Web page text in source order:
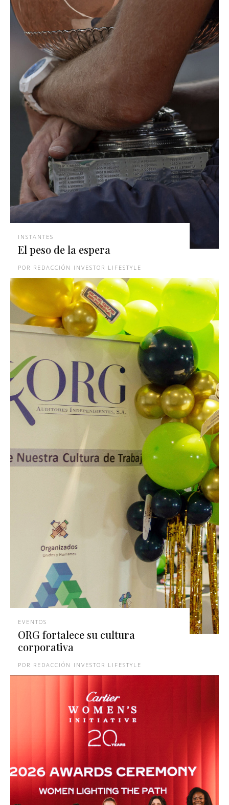
INSTANTES
El peso de la espera
REDACCIÓN INVESTOR LIFESTYLE
EVENTOS
ORG fortalece su cultura
corporativa
REDACCIÓN INVESTOR LIFESTYLE